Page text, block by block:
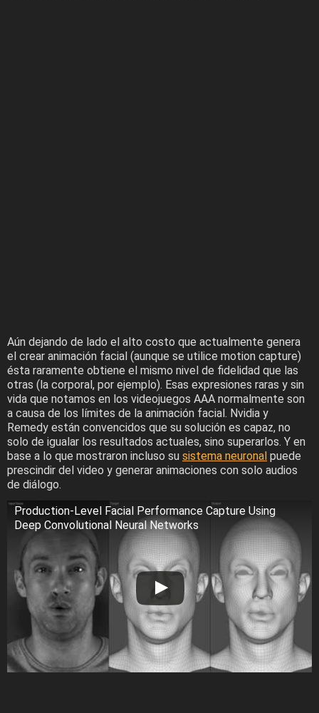
Aún dejando de lado el alto costo que actualmente genera
el crear animación facial (aunque se utilice motion capture)
ésta raramente obtiene el mismo nivel de fidelidad que las
otras (la corporal, por ejemplo). Esas expresiones raras y sin
vida que notamos en los videojuegos AAA normalmente son
a causa de los límites de la animación facial. Nvidia y
Remedy están convencidos que su solución es capaz, no
solo de igualar los resultados actuales, sino superarlos. Y en
base a lo que mostraron incluso su sistema neuronal puede
prescindir del video y generar animaciones con solo audios
de diálogo.
Production-Level Facial Performance Capture Using
Deep Convolutional Neural Networks